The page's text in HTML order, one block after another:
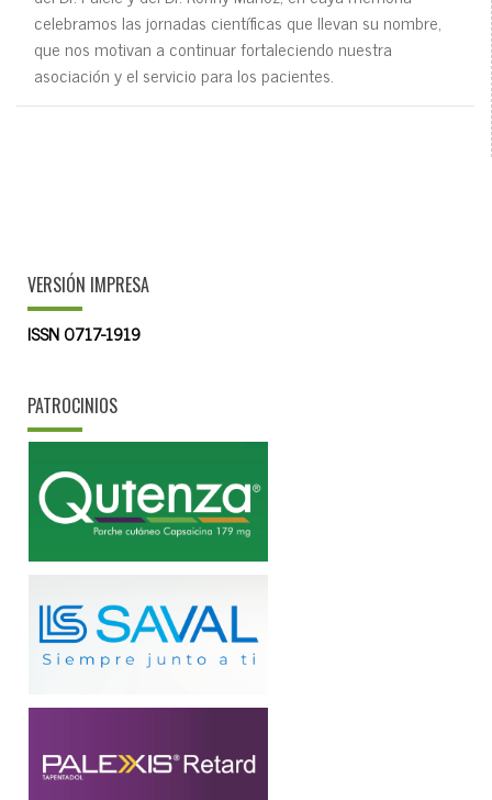
celebramos las jornadas científicas que llevan su nombre,
que nos motivan a continuar fortaleciendo nuestra
asociación y el servicio para los pacientes.
VERSIÓN IMPRESA
ISSN 0717-1919
PATROCINIOS